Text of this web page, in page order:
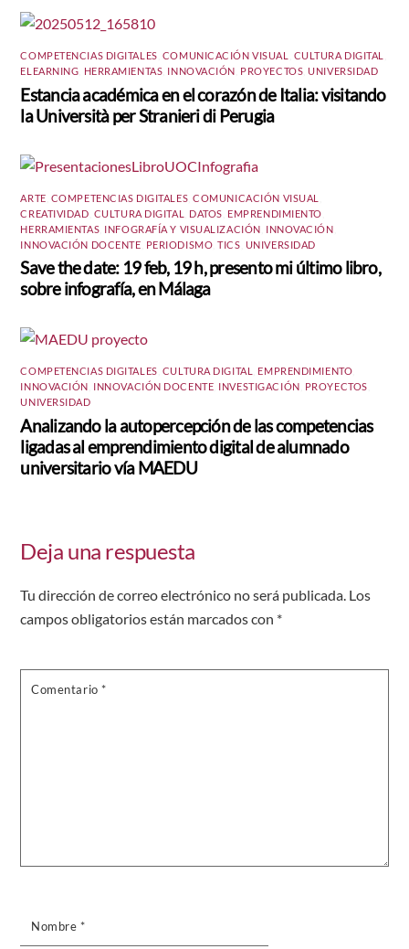
COMPETENCIAS DIGITALES COMUNICACIÓN VISUAL CULTURA DIGITAL
ELEARNING HERRAMIENTAS INNOVACIÓN PROYECTOS ,UNIVERSIDAD
Estancia académica en el corazón de Italia: visitando
la Università per Stranieri di Perugia
ARTE COMPETENCIAS DIGITALES ,COMUNICACIÓN VISUAL
CREATIVIDAD CULTURA DIGITAL DATOS EMPRENDIMIENTO
HERRAMIENTAS INFOGRAFÍA Y VISUALIZACIÓN INNOVACIÓN
INNOVACIÓN DOCENTE PERIODISMO ,TICS UNIVERSIDAD
Save the date: 19 feb, 19 h, presento mi último libro,
sobre infografía, en Málaga
COMPETENCIAS DIGITALES CULTURA DIGITAL EMPRENDIMIENTO
INNOVACIÓN INNOVACIÓN DOCENTE INVESTIGACIÓN PROYECTOS
UNIVERSIDAD
Analizando la autopercepción de las competencias
ligadas al emprendimiento digital de alumnado
universitario vía MAEDU
Deja una respuesta
Tu dirección de correo electrónico no será publicada. Los
campos obligatorios están marcados con *
Comentario *
Nombre *